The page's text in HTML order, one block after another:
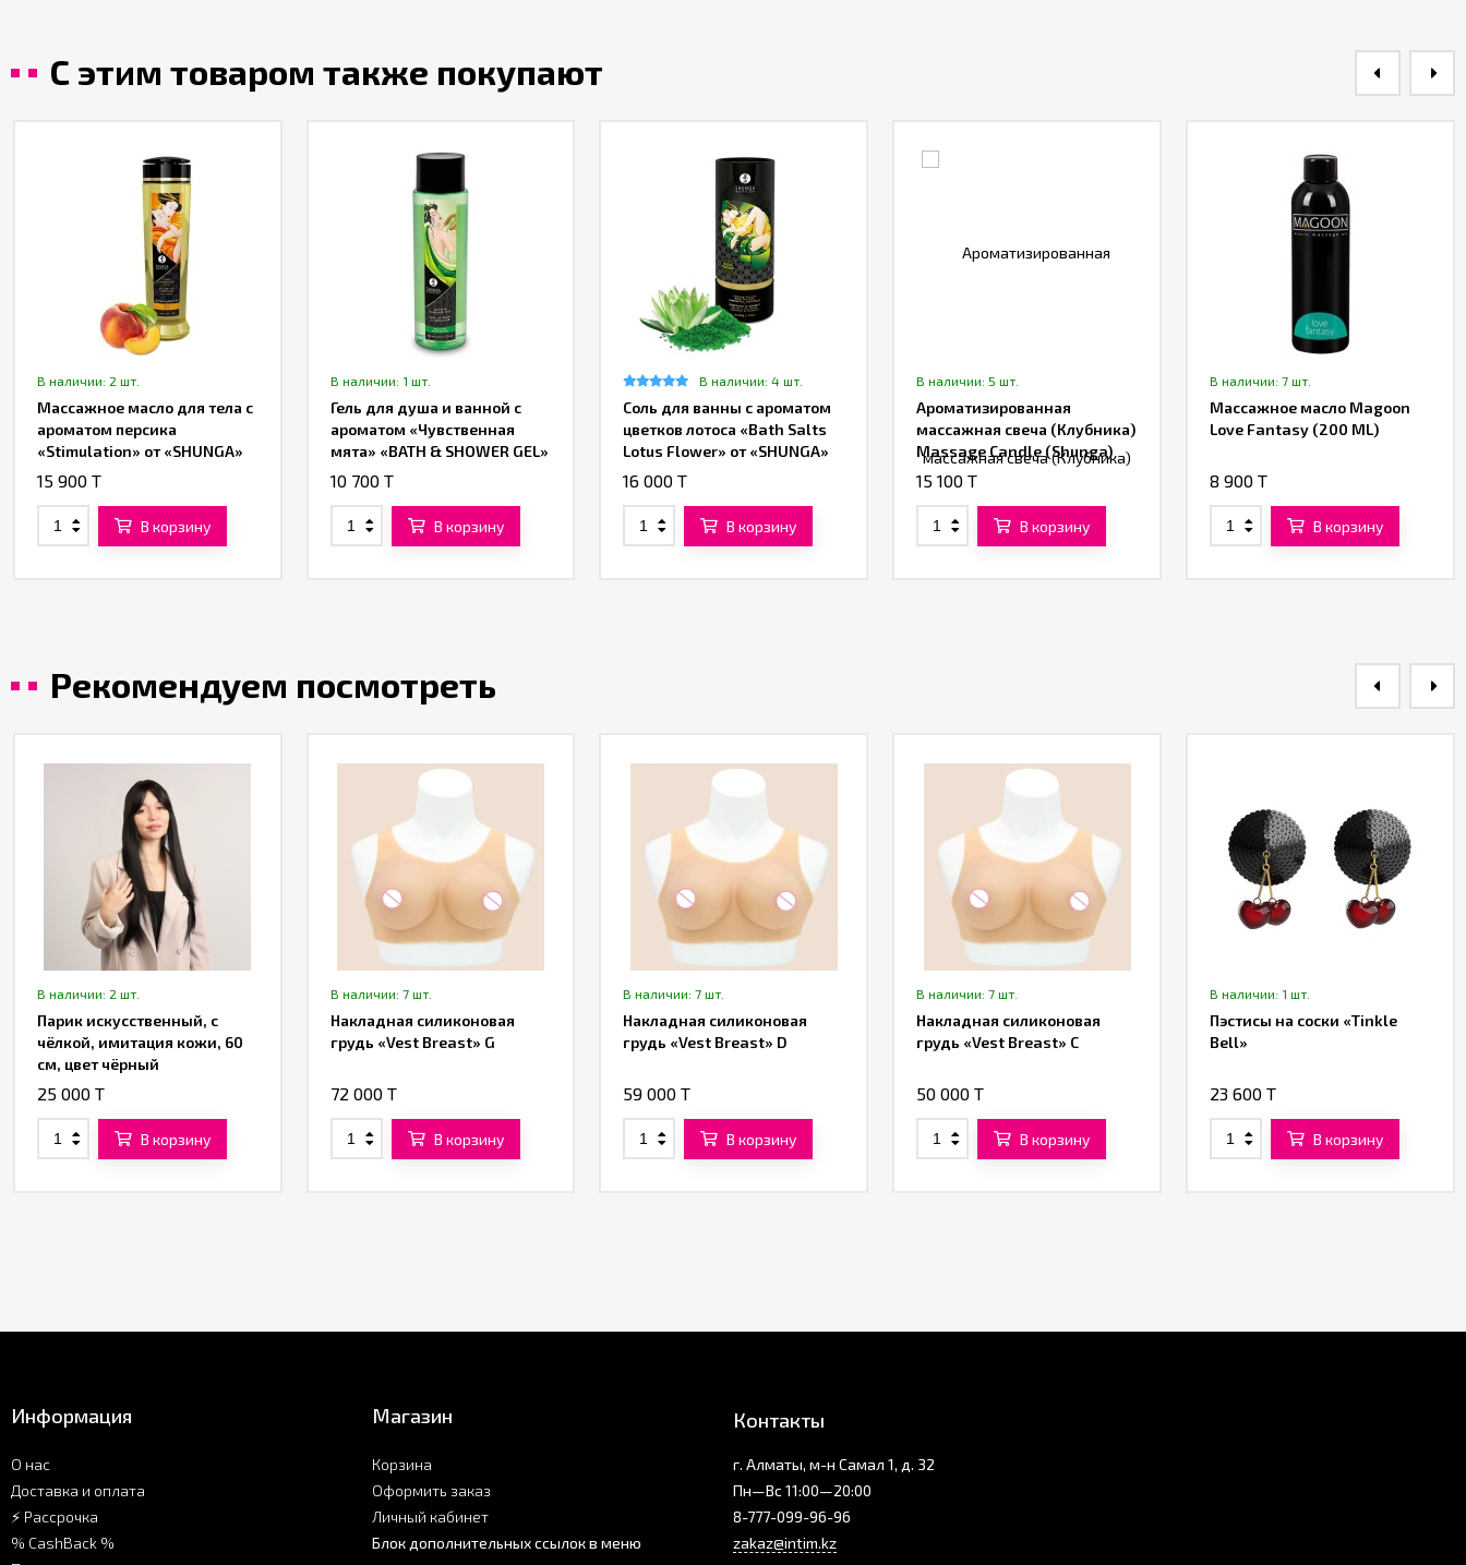
С этим товаром также покупают
В наличии: 2 шт.
Массажное масло для тела с
ароматом персика
«Stimulation» от «SHUNGA»
(240 ML)
15 900 T
В корзину
В наличии: 1 шт.
Гель для душа и ванной с
ароматом «Чувственная
мята» «BATH & SHOWER GEL»
от «SHUNGA»
10 700 T
В корзину
В наличии: 4 шт.
Соль для ванны с ароматом
цветков лотоса «Bath Salts
Lotus Flower» от «SHUNGA»
(500 гр.)
16 000 T
В корзину
В наличии: 5 шт.
Ароматизированная
массажная свеча (Клубника)
Massage Candle (Shunga)
15 100 T
В корзину
В наличии: 7 шт.
Массажное масло Magoon
Love Fantasy (200 ML)
8 900 T
В корзину
Рекомендуем посмотреть
В наличии: 2 шт.
Парик искусственный, с
чёлкой, имитация кожи, 60
см, цвет чёрный
25 000 T
В корзину
В наличии: 7 шт.
Накладная силиконовая
грудь «Vest Breast» G
72 000 T
В корзину
В наличии: 7 шт.
Накладная силиконовая
грудь «Vest Breast» D
59 000 T
В корзину
В наличии: 7 шт.
Накладная силиконовая
грудь «Vest Breast» C
50 000 T
В корзину
В наличии: 1 шт.
Пэстисы на соски «Tinkle
Bell»
23 600 T
В корзину
Информация
О нас
Доставка и оплата
⚡ Рассрочка
% CashBack %
Магазин
Корзина
Оформить заказ
Личный кабинет
Блок дополнительных ссылок в меню
Контакты
г. Алматы, м-н Самал 1, д. 32
Пн—Вс 11:00—20:00
8-777-099-96-96
zakaz@intim.kz